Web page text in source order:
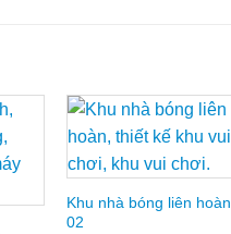
to
Add to
Wishlist
Khu nhà bóng liên hoàn
02